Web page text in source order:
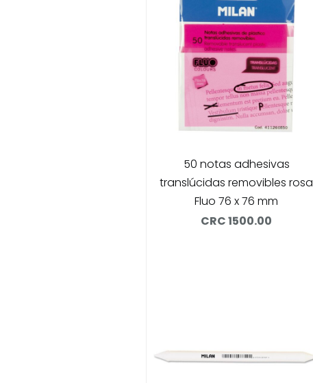
50 notas adhesivas
translúcidas removibles rosa
Fluo 76 x 76 mm
CRC 1500.00